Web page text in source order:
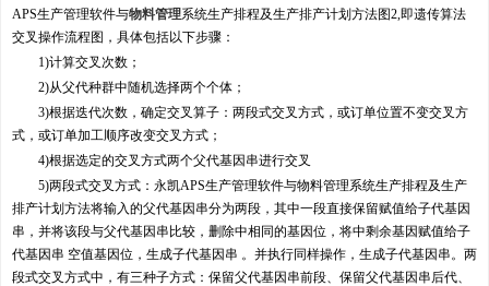
APS生产管理软件与物料管理系统生产排程及生产排产计划方法图2,即遗传算法
交叉操作流程图，具体包括以下步骤：
1)计算交叉次数；
2)从父代种群中随机选择两个个体；
3)根据迭代次数，确定交叉算子：两段式交叉方式，或订单位置不变交叉方
式，或订单加工顺序改变交叉方式；
4)根据选定的交叉方式两个父代基因串进行交叉
5)两段式交叉方式：永凯APS生产管理软件与物料管理系统生产排程及生产
排产计划方法将输入的父代基因串分为两段，其中一段直接保留赋值给子代基因
串，并将该段与父代基因串比较，删除中相同的基因位，将中剩余基因赋值给子
代基因串 空值基因位，生成子代基因串 。并执行同样操作，生成子代基因串。两
段式交叉方式中，有三种子方式：保留父代基因串前段、保留父代基因串后代、